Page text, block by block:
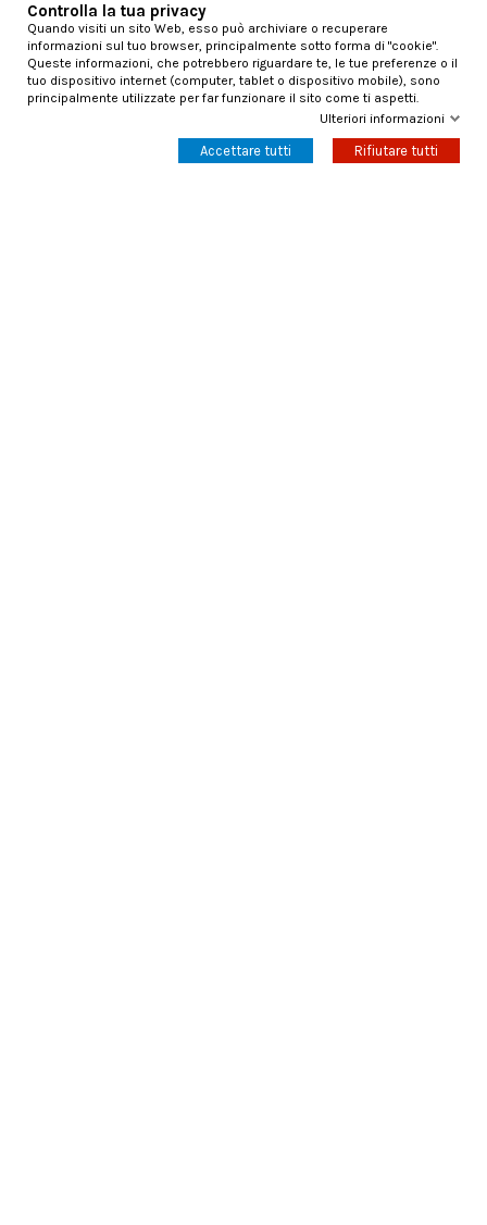
Catene da neve Konig
Supertractor gruppo 1406 filo
mm8
Controlla la tua privacy
Quando visiti un sito Web, esso può archiviare o recuperare
informazioni sul tuo browser, principalmente sotto forma di "cookie".
Queste informazioni, che potrebbero riguardare te, le tue preferenze o il
tuo dispositivo internet (computer, tablet o dispositivo mobile), sono
principalmente utilizzate per far funzionare il sito come ti aspetti.
Ulteriori informazioni
Accettare tutti Rifiutare tutti